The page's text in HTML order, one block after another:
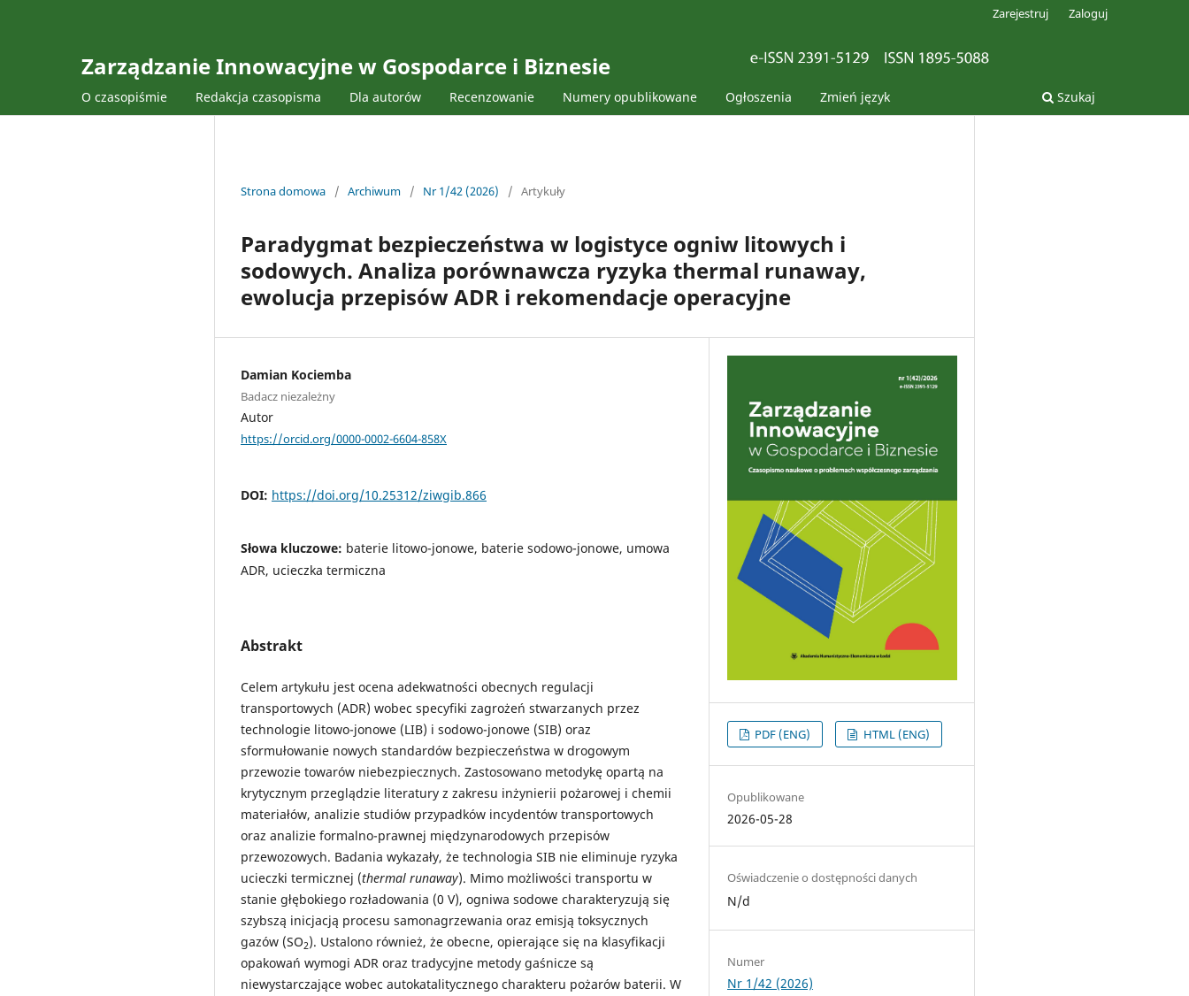
Zarządzanie Innowacyjne w Gospodarce i Biznesie
O czasopiśmie Redakcja czasopisma Dla autorów Recenzowanie Numery opublikowane Ogłoszenia Zmień język Szukaj
Zarejestruj Zaloguj
Strona domowa / Archiwum / Nr 1/42 (2026) / Artykuły
Paradygmat bezpieczeństwa w logistyce ogniw litowych i
sodowych. Analiza porównawcza ryzyka thermal runaway,
ewolucja przepisów ADR i rekomendacje operacyjne
Damian Kociemba
Badacz niezależny
Autor
https://orcid.org/0000-0002-6604-858X
DOI: https://doi.org/10.25312/ziwgib.866
Słowa kluczowe: baterie litowo-jonowe, baterie sodowo-jonowe, umowa
ADR, ucieczka termiczna
Abstrakt
Celem artykułu jest ocena adekwatności obecnych regulacji
transportowych (ADR) wobec specyfiki zagrożeń stwarzanych przez
technologie litowo-jonowe (LIB) i sodowo-jonowe (SIB) oraz
sformułowanie nowych standardów bezpieczeństwa w drogowym
przewozie towarów niebezpiecznych. Zastosowano metodykę opartą na
krytycznym przeglądzie literatury z zakresu inżynierii pożarowej i chemii
materiałów, analizie studiów przypadków incydentów transportowych
oraz analizie formalno-prawnej międzynarodowych przepisów
przewozowych. Badania wykazały, że technologia SIB nie eliminuje ryzyka
ucieczki termicznej (thermal runaway). Mimo możliwości transportu w
stanie głębokiego rozładowania (0 V), ogniwa sodowe charakteryzują się
szybszą inicjacją procesu samonagrzewania oraz emisją toksycznych
gazów (SO2). Ustalono również, że obecne, opierające się na klasyfikacji
opakowań wymogi ADR oraz tradycyjne metody gaśnicze są
niewystarczające wobec autokatalitycznego charakteru pożarów baterii. W
PDF (ENG) HTML (ENG)
Opublikowane
2026-05-28
Oświadczenie o dostępności danych
N/d
Numer
Nr 1/42 (2026)